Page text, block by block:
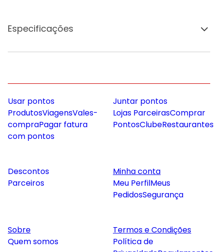
Especificações
Usar pontos
ProdutosViagensVales-
compraPagar fatura
com pontos
Juntar pontos
Lojas ParceirasComprar
PontosClubeRestaurantes
Descontos
Parceiros
Minha conta
Meu PerfilMeus
PedidosSegurança
Sobre
Quem somos
Termos e Condições
Política de